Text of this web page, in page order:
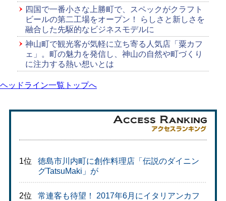
四国で一番小さな上勝町で、スペックがクラフト
ビールの第二工場をオープン！ らしさと新しさを
融合した先駆的なビジネスモデルに
神山町で観光客が気軽に立ち寄る人気店「粟カフ
ェ」。町の魅力を発信し、神山の自然や町づくり
に注力する熱い想いとは
ヘッドライン一覧トップへ
1位
徳島市川内町に創作料理店「伝説のダイニン
グTatsuMaki」が
2位
常連客も待望！ 2017年6月にイタリアンカフ